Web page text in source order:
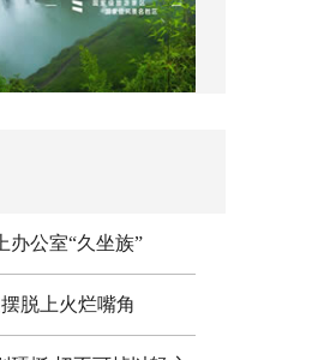
办公室“久坐族”
脱上火烂嘴角